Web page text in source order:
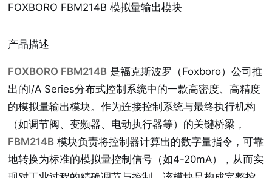
FOXBORO FBM214B 模拟量输出模块
产品描述
FOXBORO FBM214B 是福克斯波罗（Foxboro）公司推
出的I/A Series分布式控制系统中的一款高密度、高精度
的模拟量输出模块。作为连接控制系统与最终执行机构
（如调节阀、变频器、电动执行器等）的关键桥梁，
FBM214B 模块负责将控制器计算出的数字量指令，可靠
地转换为标准的模拟量控制信号（如4-20mA），从而实